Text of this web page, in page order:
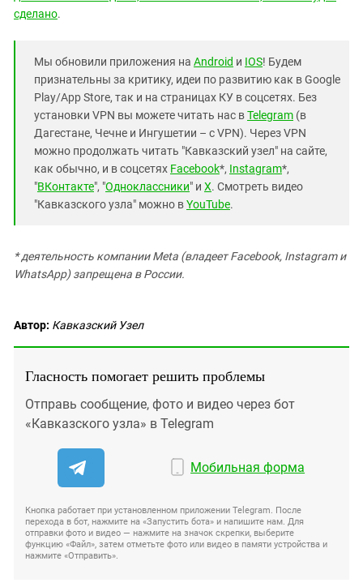
сделано.
Мы обновили приложения на Android и IOS! Будем
признательны за критику, идеи по развитию как в Google
Play/App Store, так и на страницах КУ в соцсетях. Без
установки VPN вы можете читать нас вTelegram (в
Дагестане, Чечне и Ингушетии – с VPN). Через VPN
можно продолжать читать "Кавказский узел" на сайте,
как обычно, и в соцсетях Facebook*, Instagram*,
"ВКонтакте", "Одноклассники" и X. Смотреть видео
"Кавказского узла" можно вYouTube.
* деятельность компании Meta (владеет Facebook, Instagram и
WhatsApp) запрещена в России.
Автор: Кавказский Узел
Гласность помогает решить проблемы
Отправь сообщение, фото и видео через бот
«Кавказского узла» в Telegram
Мобильная форма
Кнопка работает при установленном приложении Telegram. После
перехода в бот, нажмите на «Запустить бота» и напишите нам. Для
отправки фото и видео — нажмите на значок скрепки, выберите
функцию «Файл», затем отметьте фото или видео в памяти устройства и
нажмите «Отправить».